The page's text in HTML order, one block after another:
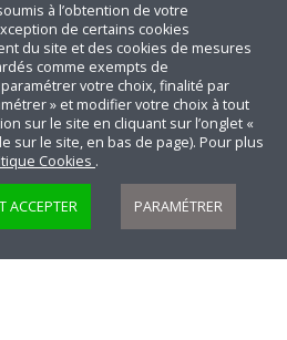
à l’obtention de votre
de certains cookies
du site et des cookies de mesures
comme exempts de
votre choix, finalité par
» et modifier votre choix à tout
sur le site en cliquant sur l’onglet «
sur le site, en bas de page). Pour plus
Cookies .
ACCEPTER PARAMÉTRER